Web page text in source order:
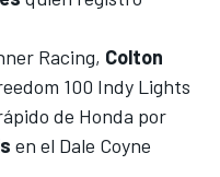
Racing, Colton
100 Indy Lights
de Honda por
en el Dale Coyne